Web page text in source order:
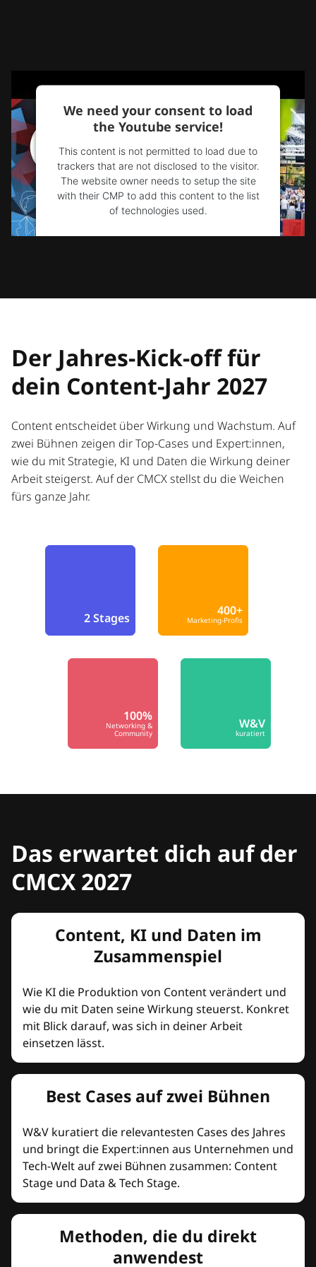
We need your consent to load
the Youtube service!
This content is not permitted to load due to
trackers that are not disclosed to the visitor.
The website owner needs to setup the site
with their CMP to add this content to the list
of technologies used.
Powered byUsercentrics Consent
Der Jahres-Kick-off für
dein Content-Jahr 2027
Content entscheidet über Wirkung und Wachstum. Auf
zwei Bühnen zeigen dir Top-Cases und Expert:innen,
wie du mit Strategie, KI und Daten die Wirkung deiner
Arbeit steigerst. Auf der CMCX stellst du die Weichen
fürs ganze Jahr.
2 Stages 400+
Marketing-Profis
100%
Networking &
Community
W&V
kuratiert
Das erwartet dich auf der
CMCX 2027
Content, KI und Daten im
Zusammenspiel
Wie KI die Produktion von Content verändert und
wie du mit Daten seine Wirkung steuerst. Konkret
mit Blick darauf, was sich in deiner Arbeit
einsetzen lässt.
Best Cases auf zwei Bühnen
W&V kuratiert die relevantesten Cases des Jahres
und bringt die Expert:innen aus Unternehmen und
Tech-Welt auf zwei Bühnen zusammen: Content
Stage und Data & Tech Stage.
Methoden, die du direkt
anwendest